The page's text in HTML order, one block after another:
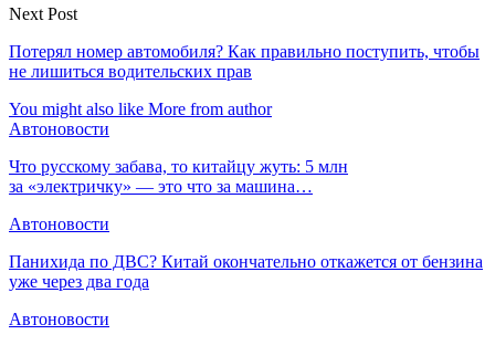
Next Post
Потерял номер автомобиля? Как правильно поступить, чтобы
не лишиться водительских прав
You might also like More from author
Автоновости
Что русскому забава, то китайцу жуть: 5 млн
за «электричку» — это что за машина…
Автоновости
Панихида по ДВС? Китай окончательно откажется от бензина
уже через два года
Автоновости